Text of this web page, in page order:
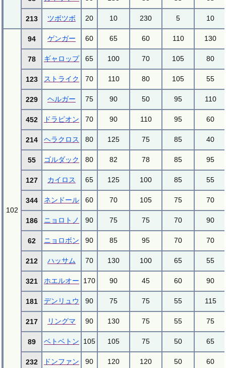
213 ツボツボ 20 10 230 5 10
102
94 ゲンガー 60 65 60 110 130
78 ギャロップ 65 100 70 105 80
123 ストライク 70 110 80 105 55
229 ヘルガー 75 90 50 95 110
452 ドラピオン 70 90 110 95 60
214 ヘラクロス 80 125 75 85 40
55 ゴルダック 80 82 78 85 95
127 カイロス 65 125 100 85 55
344 ネンドール 60 70 105 75 70
186 ニョロトノ 90 75 75 70 90
62 ニョロボン 90 85 95 70 70
212 ハッサム 70 130 100 65 55
321 ホエルオー 170 90 45 60 90
181 デンリュウ 90 75 75 55 115
217 リングマ 90 130 75 55 75
89 ベトベトン 105 105 75 50 65
232 ドンファン 90 120 120 50 60